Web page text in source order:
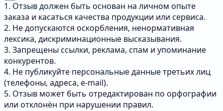
1. Отзыв должен быть основан на личном опыте
заказа и касаться качества продукции или сервиса.
2. Не допускаются оскорбления, ненормативная
лексика, дискриминационные высказывания.
3. Запрещены ссылки, реклама, спам и упоминание
конкурентов.
4. Не публикуйте персональные данные третьих лиц
(телефоны, адреса, e-mail).
5. Отзыв может быть отредактирован по орфографии
или отклонён при нарушении правил.